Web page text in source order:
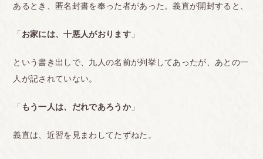
あるとき、匿名封書を奉った者があった。義直が開封すると、
「 お家には、十悪人がおります」
という書き出しで、九人の名前が列挙してあったが、あとの一
人が記されていない。
「 もう一人は、だれであろうか」
義直は、近習を見まわしてたずねた。